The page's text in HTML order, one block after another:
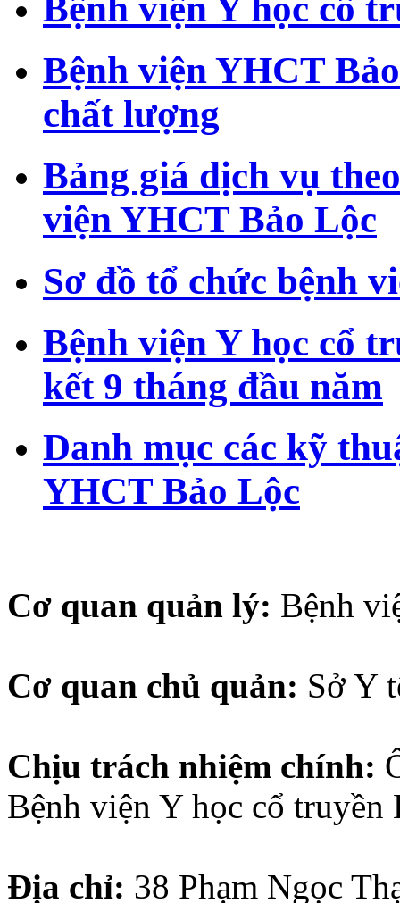
Bệnh viện YHCT
chất lượng
Bảng giá dịch vụ
viện YHCT Bảo Lộc
Sơ đồ tổ chức bệnh
Bệnh viện Y học cổ
kết 9 tháng đầu năm
Danh mục các kỹ
YHCT Bảo Lộc
Cơ quan quản lý: Bệnh
Cơ quan chủ quản: Sở Y
Chịu trách nhiệm chính:
Bệnh viện Y học cổ truyền
Địa chỉ: 38 Phạm Ngọc